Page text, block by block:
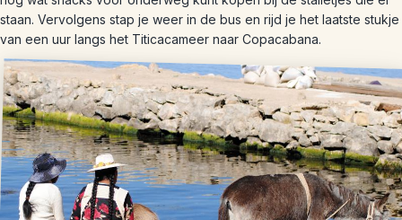
staan. Vervolgens stap je weer in de bus en rijd je het laatste stukje
van een uur langs het Titicacameer naar Copacabana.